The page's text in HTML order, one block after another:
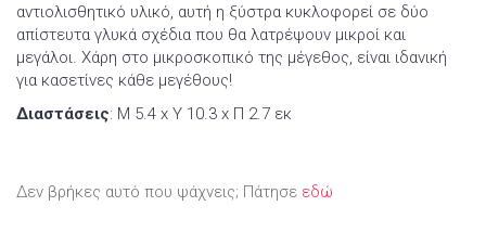
αντιολισθητικό υλικό, αυτή η ξύστρα κυκλοφορεί σε δύο
απίστευτα γλυκά σχέδια που θα λατρέψουν μικροί και
μεγάλοι. Χάρη στο μικροσκοπικό της μέγεθος, είναι ιδανική
για κασετίνες κάθε μεγέθους!
Διαστάσεις: Μ 5.4 x Υ 10.3 x Π 2.7 εκ
Δεν βρήκες αυτό που ψάχνεις; Πάτησε εδώ